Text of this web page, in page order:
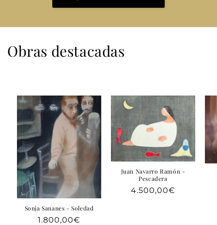
Obras destacadas
Sonja Sananes - Soledad
Precio
1.800,00€
Juan Navarro Ramón -
Pescadera
Precio
4.500,00€